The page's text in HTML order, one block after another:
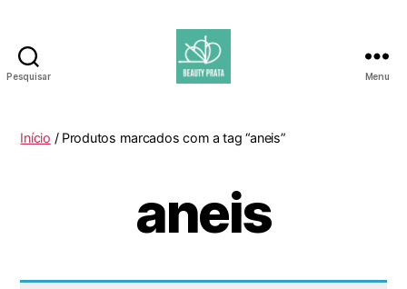
Pesquisar Menu
Início / Produtos marcados com a tag “aneis”
aneis